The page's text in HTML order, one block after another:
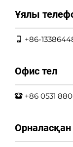
Ұялы
+86-
Офис тел
+86 0531